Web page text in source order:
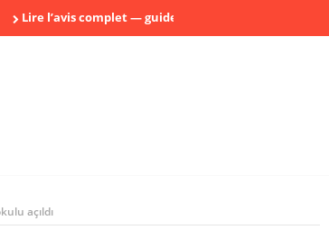
Lire l’avis complet — guide complet Ən yaxşı
açıldı